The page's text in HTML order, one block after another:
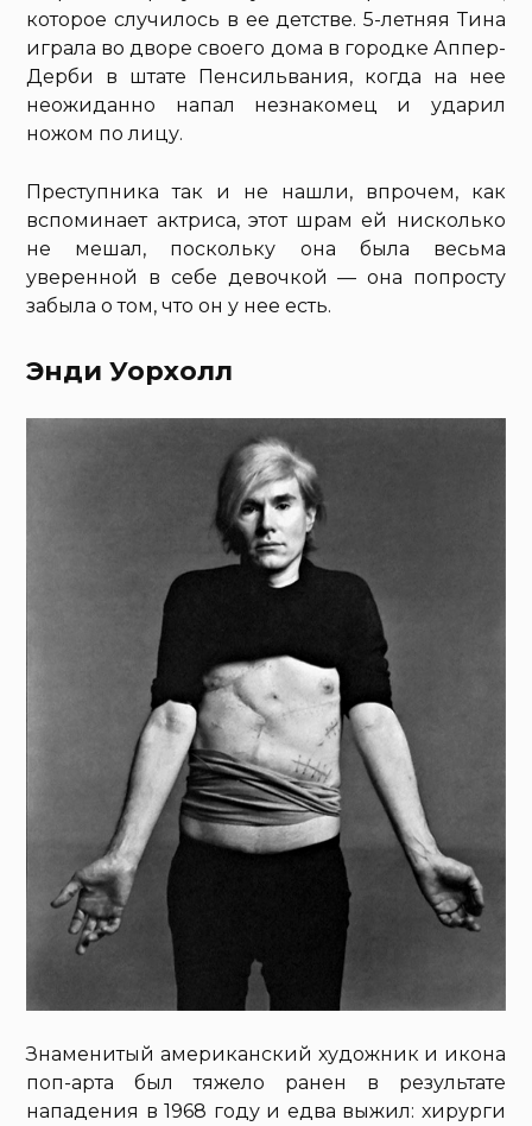
которое случилось в ее детстве. 5-летняя Тина
играла во дворе своего дома в городке Аппер-
Дерби в штате Пенсильвания, когда на нее
неожиданно напал незнакомец и ударил
ножом по лицу.
Преступника так и не нашли, впрочем, как
вспоминает актриса, этот шрам ей нисколько
не мешал, поскольку она была весьма
уверенной в себе девочкой — она попросту
забыла о том, что он у нее есть.
Энди Уорхолл
Знаменитый американский художник и икона
поп-арта был тяжело ранен в результате
нападения в 1968 году и едва выжил: хирурги